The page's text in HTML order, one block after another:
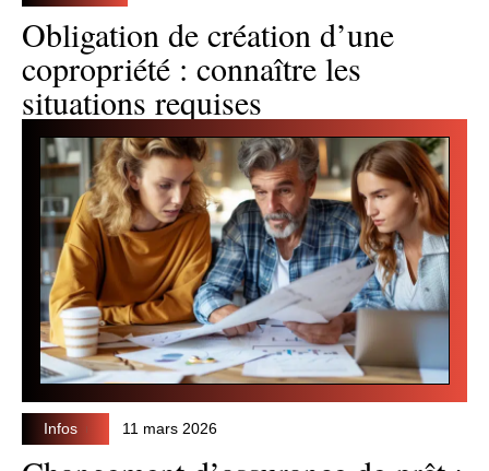
Obligation de création d’une
copropriété : connaître les
situations requises
Infos 11 mars 2026